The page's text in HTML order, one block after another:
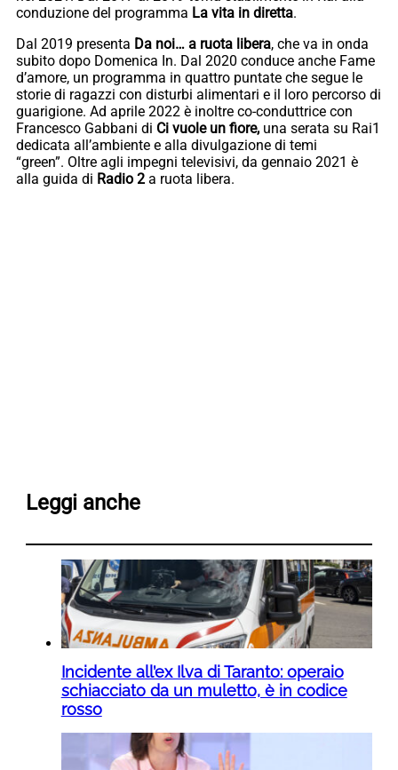
conduzione del programma La vita in diretta.
Dal 2019 presenta Da noi… a ruota libera, che va in onda
subito dopo Domenica In. Dal 2020 conduce anche Fame
d’amore, un programma in quattro puntate che segue le
storie di ragazzi con disturbi alimentari e il loro percorso di
guarigione. Ad aprile 2022 è inoltre co-conduttrice con
Francesco Gabbani di Ci vuole un fiore, una serata su Rai1
dedicata all’ambiente e alla divulgazione di temi
“green”. Oltre agli impegni televisivi, da gennaio 2021 è
alla guida di Radio 2 a ruota libera.
Leggi anche
Incidente all’ex Ilva di Taranto: operaio
schiacciato da un muletto, è in codice
rosso